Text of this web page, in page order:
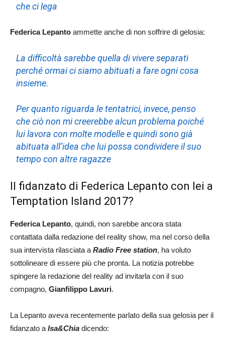
che ci lega
Federica Lepanto ammette anche di non soffrire di gelosia:
La difficoltà sarebbe quella di vivere separati
perché ormai ci siamo abituati a fare ogni cosa
insieme.
Per quanto riguarda le tentatrici, invece, penso
che ciò non mi creerebbe alcun problema poiché
lui lavora con molte modelle e quindi sono già
abituata all’idea che lui possa condividere il suo
tempo con altre ragazze
Il fidanzato di Federica Lepanto con lei a
Temptation Island 2017?
Federica Lepanto, quindi, non sarebbe ancora stata
contattata dalla redazione del reality show, ma nel corso della
sua intervista rilasciata a Radio Free station, ha voluto
sottolineare di essere più che pronta. La notizia potrebbe
spingere la redazione del reality ad invitarla con il suo
compagno, Gianfilippo Lavuri.
La Lepanto aveva recentemente parlato della sua gelosia per il
fidanzato a Isa&Chia dicendo: